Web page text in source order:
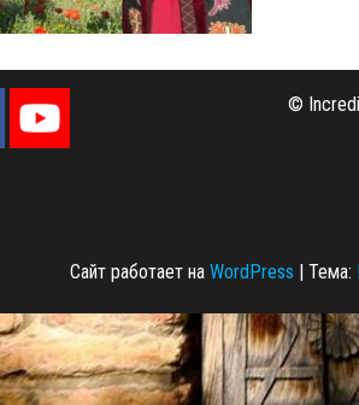
©
Сайт работает на WordPress Тема: